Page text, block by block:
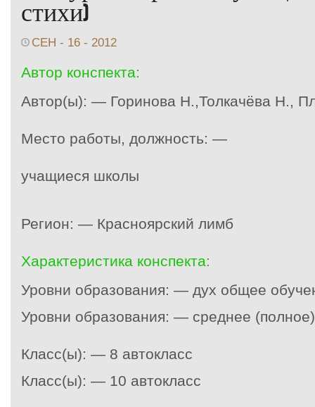
стихи)
СЕН - 16 - 2012
Автор конспекта:
Автор(ы): — Горинова Н.,Толкачёва Н.,
Место работы, должность: —
учащиеся школы
Регион: — Красноярский лимб
Характеристика конспекта:
Уровни образования: — дух общее
Уровни образования: — среднее
Класс(ы): — 8 автокласс
Класс(ы): — 10 автокласс